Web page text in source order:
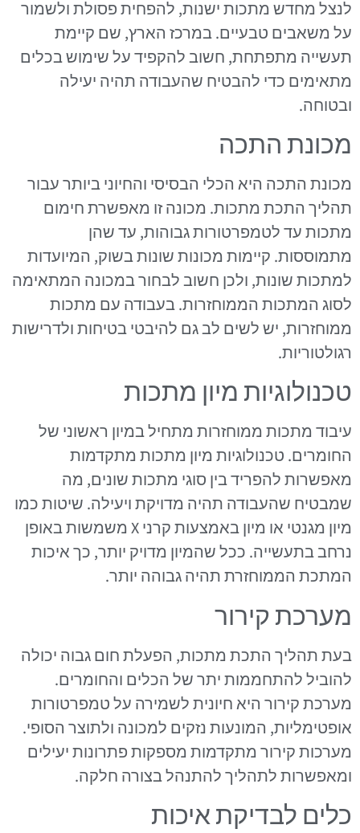
לנצל מחדש מתכות ישנות, להפחית פסולת ולשמור
על משאבים טבעיים. במרכז הארץ, שם קיימת
תעשייה מתפתחת, חשוב להקפיד על שימוש בכלים
מתאימים כדי להבטיח שהעבודה תהיה יעילה
ובטוחה.
מכונת התכה
מכונת התכה היא הכלי הבסיסי והחיוני ביותר עבור
תהליך התכת מתכות. מכונה זו מאפשרת חימום
מתכות עד לטמפרטורות גבוהות, עד שהן
מתמוססות. קיימות מכונות שונות בשוק, המיועדות
למתכות שונות, ולכן חשוב לבחור במכונה המתאימה
לסוג המתכות הממוחזרות. בעבודה עם מתכות
ממוחזרות, יש לשים לב גם להיבטי בטיחות ולדרישות
רגולטוריות.
טכנולוגיות מיון מתכות
עיבוד מתכות ממוחזרות מתחיל במיון ראשוני של
החומרים. טכנולוגיות מיון מתכות מתקדמות
מאפשרות להפריד בין סוגי מתכות שונים, מה
שמבטיח שהעבודה תהיה מדויקת ויעילה. שיטות כמו
מיון מגנטי או מיון באמצעות קרני X משמשות באופן
נרחב בתעשייה. ככל שהמיון מדויק יותר, כך איכות
המתכת הממוחזרת תהיה גבוהה יותר.
מערכת קירור
בעת תהליך התכת מתכות, הפעלת חום גבוה יכולה
להוביל להתחממות יתר של הכלים והחומרים.
מערכת קירור היא חיונית לשמירה על טמפרטורות
אופטימליות, המונעות נזקים למכונה ולתוצר הסופי.
מערכות קירור מתקדמות מספקות פתרונות יעילים
ומאפשרות לתהליך להתנהל בצורה חלקה.
כלים לבדיקת איכות